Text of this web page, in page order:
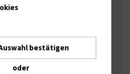
bestätigen
oder